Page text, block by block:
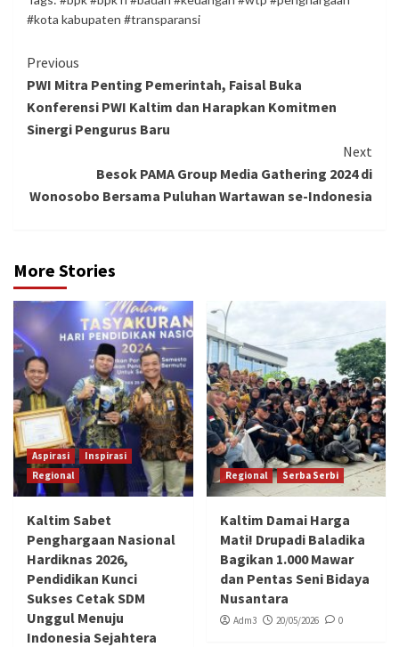
#kota kabupaten #transparansi
Continue
Reading
Previous
PWI Mitra Penting Pemerintah, Faisal Buka
Konferensi PWI Kaltim dan Harapkan Komitmen
Sinergi Pengurus Baru
Next
Besok PAMA Group Media Gathering 2024 di
Wonosobo Bersama Puluhan Wartawan se-Indonesia
More Stories
Aspirasi
Inspirasi
Regional
Kaltim Sabet
Penghargaan Nasional
Hardiknas 2026,
Pendidikan Kunci
Sukses Cetak SDM
Unggul Menuju
Indonesia Sejahtera
Regional Serba Serbi
Kaltim Damai Harga
Mati! Drupadi Baladika
Bagikan 1.000 Mawar
dan Pentas Seni Bidaya
Nusantara
Adm3 20/05/2026 0